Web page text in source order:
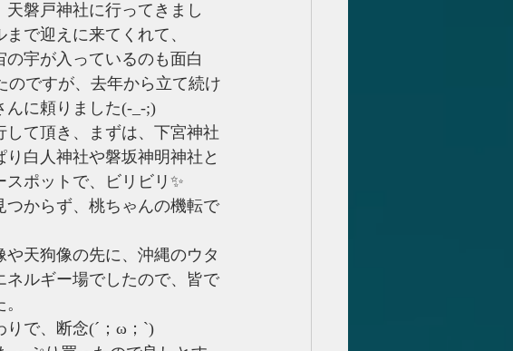
磐戸神社に行ってきまし
で迎えに来てくれて、
宇が入っているのも面白
のですが、去年から立て続け
んに頼りました(-_-;)
て頂き、まずは、下宮神社
白人神社や磐坂神明神社と
ポットで、ビリビリ✨
からず、桃ちゃんの機転で
天狗像の先に、沖縄のウタ
ルギー場でしたので、皆で
で、断念(´；ω；`)